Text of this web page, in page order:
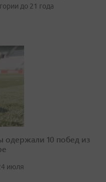
до 21 года
одержали 10 побед из
июля